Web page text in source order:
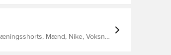
Mænd, Nike, Voksne,